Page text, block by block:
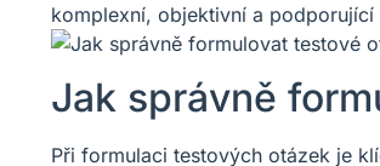
komplexní, objektivní a podporující
Jak správně
Při formulaci testových otázek je